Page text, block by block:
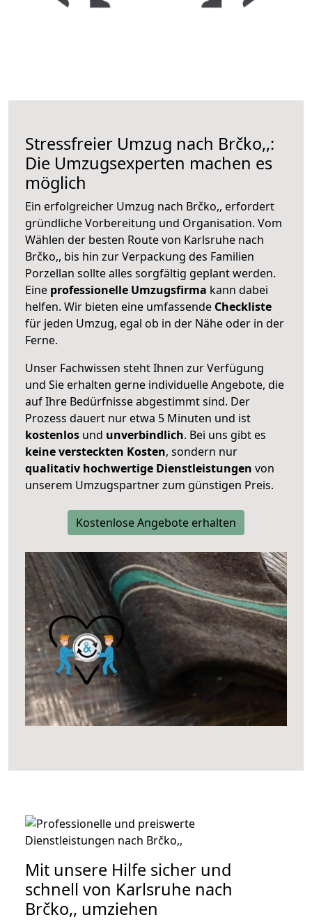
Stressfreier Umzug nach Brčko,,:
Die Umzugsexperten machen es
möglich
Ein erfolgreicher Umzug nach Brčko,, erfordert
gründliche Vorbereitung und Organisation. Vom
Wählen der besten Route von Karlsruhe nach
Brčko,, bis hin zur Verpackung des Familien
Porzellan sollte alles sorgfältig geplant werden.
Eine professionelle Umzugsfirma kann dabei
helfen. Wir bieten eine umfassende Checkliste
für jeden Umzug, egal ob in der Nähe oder in der
Ferne.
Unser Fachwissen steht Ihnen zur Verfügung
und Sie erhalten gerne individuelle Angebote, die
auf Ihre Bedürfnisse abgestimmt sind. Der
Prozess dauert nur etwa 5 Minuten und ist
kostenlos und unverbindlich. Bei uns gibt es
keine versteckten Kosten, sondern nur
qualitativ hochwertige Dienstleistungen von
unserem Umzugspartner zum günstigen Preis.
Kostenlose Angebote erhalten
Mit unsere Hilfe sicher und
schnell von Karlsruhe nach
Brčko,, umziehen